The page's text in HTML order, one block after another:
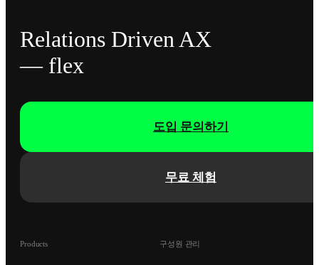
Relations Driven AX
— flex
무료 체험
도입 문의하기
Products 구성원 관리